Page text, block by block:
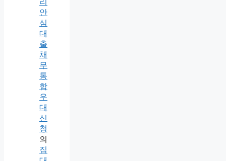
안
심
대
출
채
무
통
합
우
대
신
청
의
집